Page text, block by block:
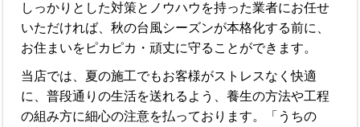
しっかりとした対策とノウハウを持った業者にお任せ
いただければ、秋の台風シーズンが本格化する前に、
お住まいをピカピカ・頑丈に守ることができます。
当店では、夏の施工でもお客様がストレスなく快適
に、普段通りの生活を送れるよう、養生の方法や工程
の組み方に細心の注意を払っております。「うちの